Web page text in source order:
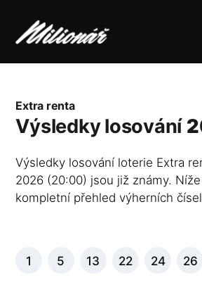
Extra renta
Výsledky losování
Výsledky losování loterie Extra
2026 (20:00) jsou již známy.
kompletní přehled výherních
1 5 13 22 24 26